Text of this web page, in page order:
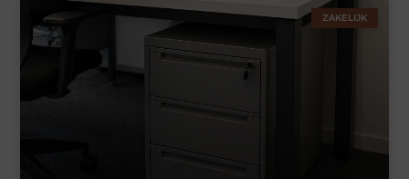
ZAKELIJK